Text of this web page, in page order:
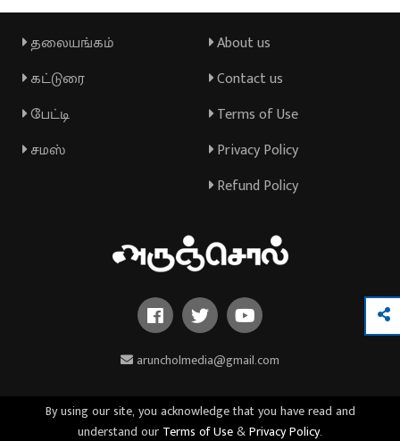
தலையங்கம்
கட்டுரை
பேட்டி
சமஸ்
About us
Contact us
Terms of Use
Privacy Policy
Refund Policy
aruncholmedia@gmail.com
By using our site, you acknowledge that you have read and
understand our Terms of Use&Privacy Policy.